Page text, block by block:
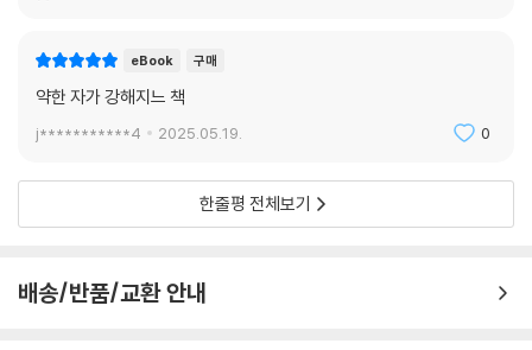
eBook 구매
약한 자가 강해지느 책
j***********4 2025.05.19. 0
한줄평 전체보기
배송/반품/교환 안내